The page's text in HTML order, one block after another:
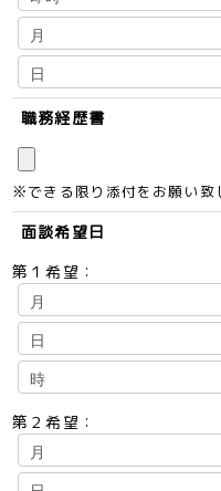
職務経歴書
※できる限り添付をお願い致
面談希望日
第１希望：
第２希望：